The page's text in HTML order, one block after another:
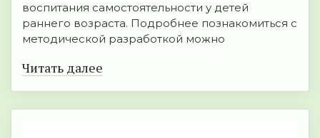
воспитания самостоятельности у детей
раннего возраста. Подробнее познакомиться с
методической разработкой можно
Читать далее